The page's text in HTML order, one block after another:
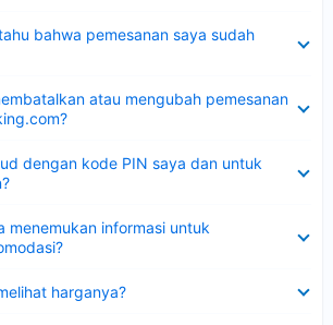
bahwa pemesanan saya sudah
atau mengubah pemesanan
dengan kode PIN saya dan untuk
menemukan informasi untuk
harganya?